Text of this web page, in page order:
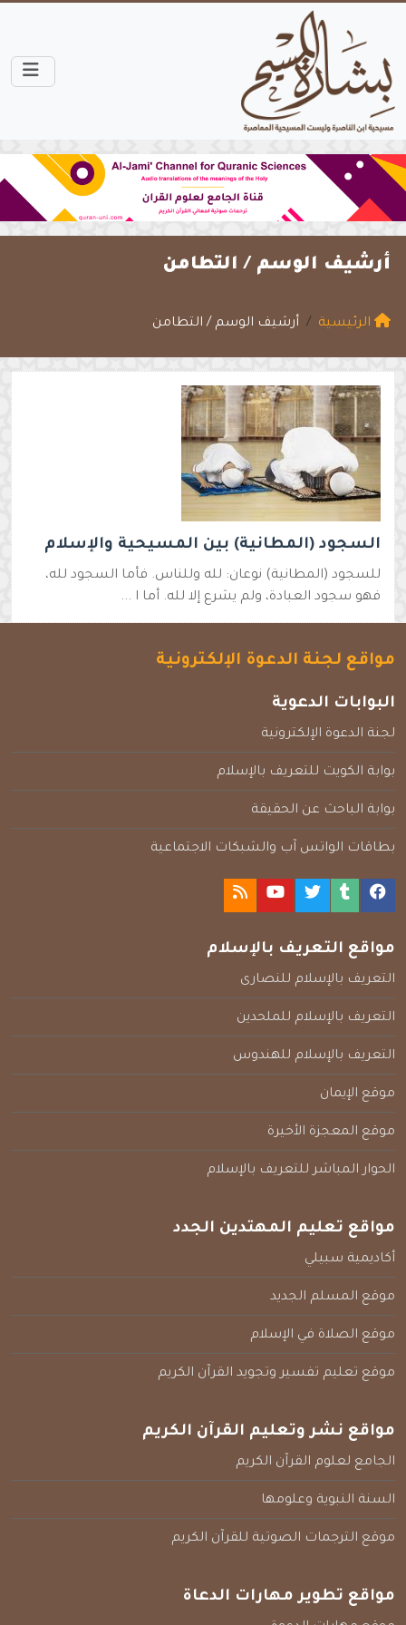
أرشيف الوسم / التطامن
الرئيسية أرشيف الوسم / التطامن
السجود (المطانية) بين المسيحية والإسلام
للسجود (المطانية) نوعان: لله وللناس. فأما السجود لله،
فهو سجود العبادة، ولم يشرع إلا لله. أما ا ...
مواقع لجنة الدعوة الإلكترونية
البوابات الدعوية
لجنة الدعوة الإلكترونية
بوابة الكويت للتعريف بالإسلام
بوابة الباحث عن الحقيقة
بطاقات الواتس آب والشبكات الاجتماعية
مواقع التعريف بالإسلام
التعريف بالإسلام للنصارى
التعريف بالإسلام للملحدين
التعريف بالإسلام للهندوس
موقع الإيمان
موقع المعجزة الأخيرة
الحوار المباشر للتعريف بالإسلام
مواقع تعليم المهتدين الجدد
أكاديمية سبيلي
موقع المسلم الجديد
موقع الصلاة في الإسلام
موقع تعليم تفسير وتجويد القرآن الكريم
مواقع نشر وتعليم القرآن الكريم
الجامع لعلوم القرآن الكريم
السنة النبوية وعلومها
موقع الترجمات الصوتية للقرآن الكريم
مواقع تطوير مهارات الدعاة